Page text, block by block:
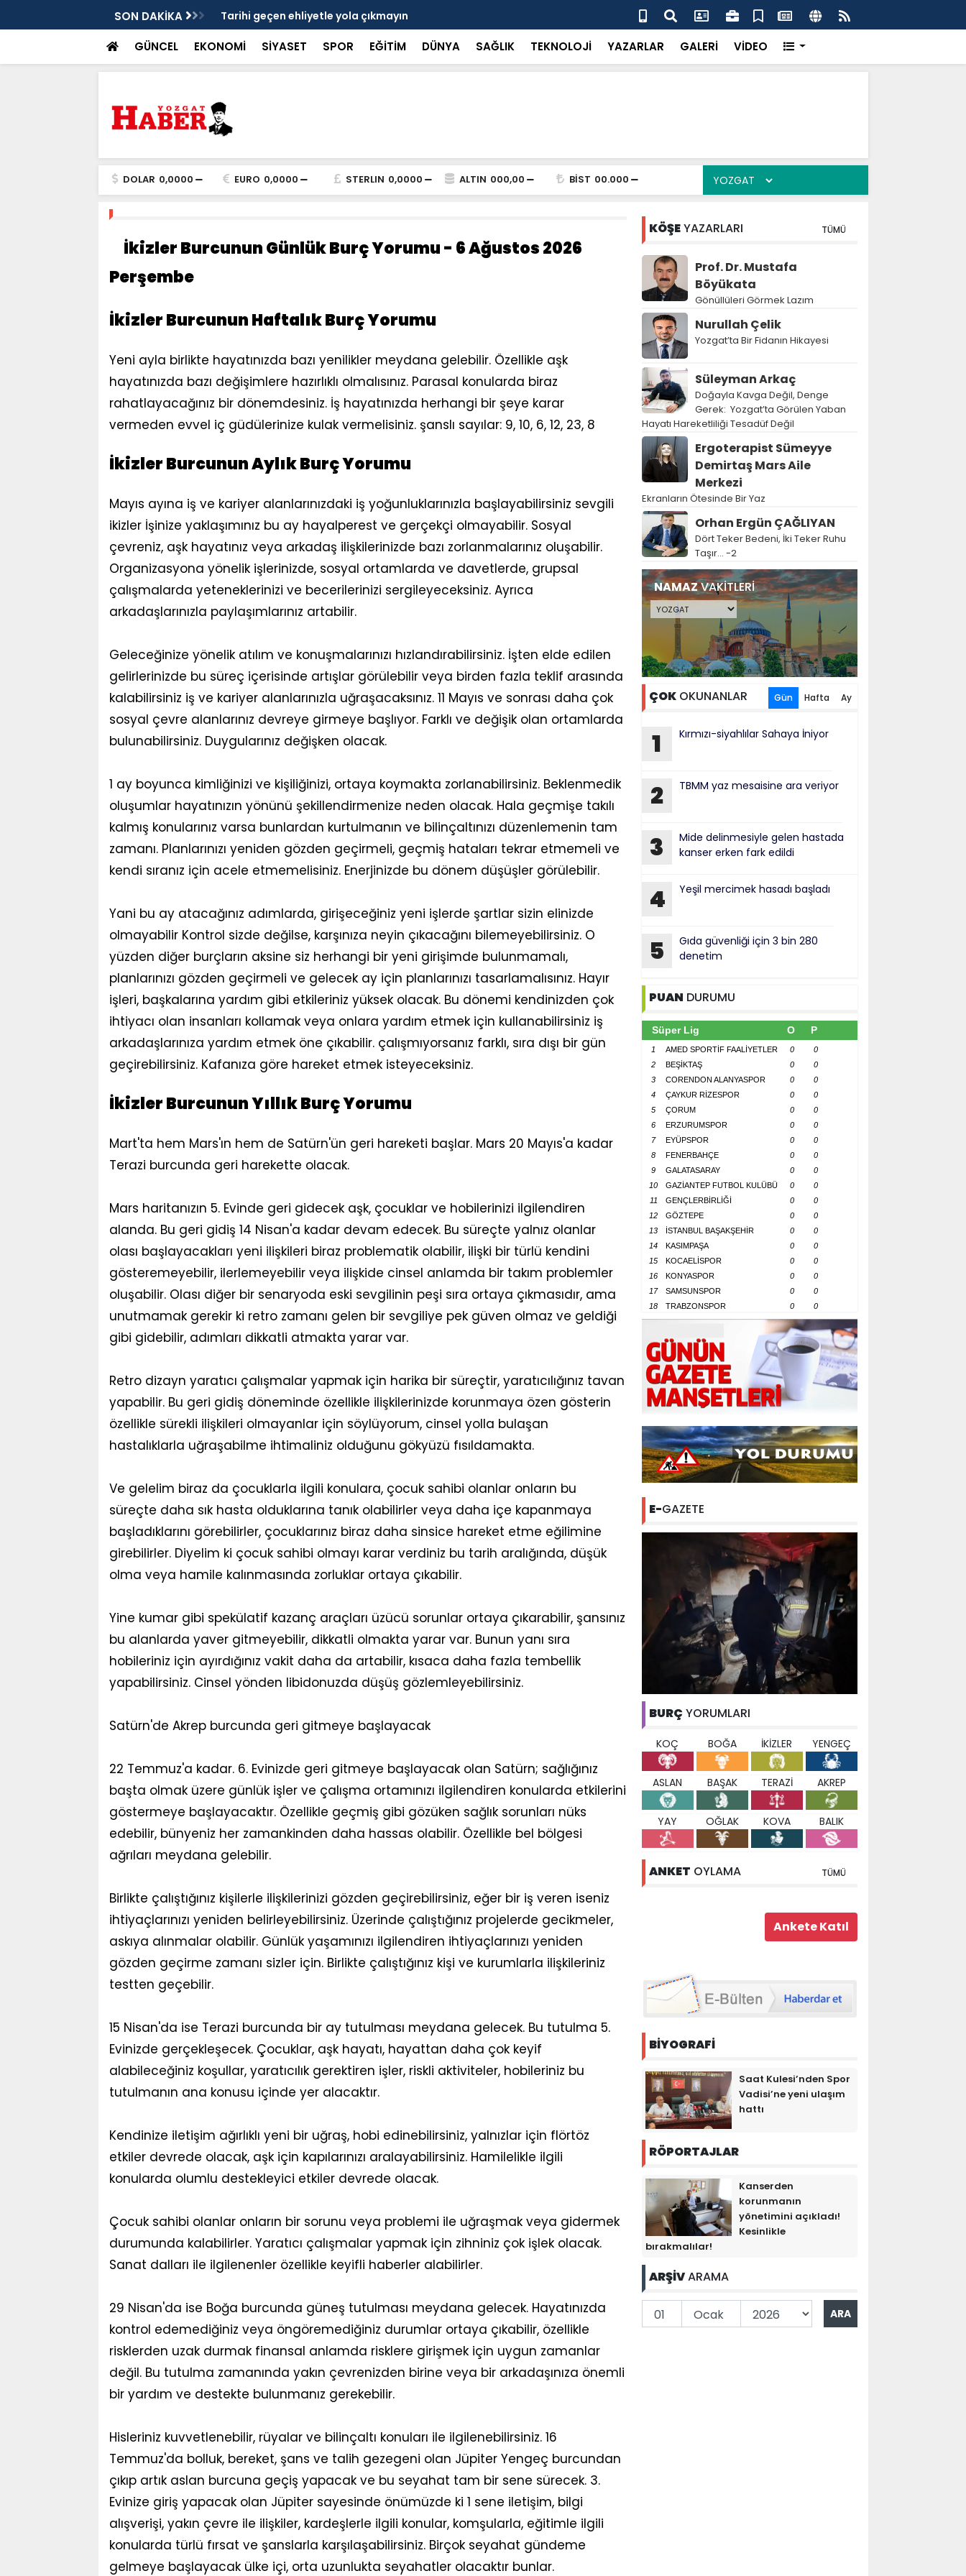
SON DAKİKA Tarihi geçen ehliyetle yola çıkmayın Kademeli tarife daha fazla haneyi etkileyecek
GÜNCEL EKONOMİ SİYASET SPOR EĞİTİM DÜNYA SAĞLIK TEKNOLOJİ YAZARLAR GALERİ VİDEO
DOLAR 0,0000 EURO 0,0000 STERLIN 0,0000 ALTIN 000,00 BİST 00.000
İkizler Burcunun Günlük Burç Yorumu - 6 Ağustos 2026
Perşembe
İkizler Burcunun Haftalık Burç Yorumu
Yeni ayla birlikte hayatınızda bazı yenilikler meydana gelebilir. Özellikle aşk
hayatınızda bazı değişimlere hazırlıklı olmalısınız. Parasal konularda biraz
rahatlayacağınız bir dönemdesiniz. İş hayatınızda herhangi bir şeye karar
vermeden evvel iç güdülerinize kulak vermelisiniz. şanslı sayılar: 9, 10, 6, 12, 23, 8
İkizler Burcunun Aylık Burç Yorumu
Mayıs ayına iş ve kariyer alanlarınızdaki iş yoğunluklarınızla başlayabilirsiniz sevgili
ikizler İşinize yaklaşımınız bu ay hayalperest ve gerçekçi olmayabilir. Sosyal
çevreniz, aşk hayatınız veya arkadaş ilişkilerinizde bazı zorlanmalarınız oluşabilir.
Organizasyona yönelik işlerinizde, sosyal ortamlarda ve davetlerde, grupsal
çalışmalarda yeteneklerinizi ve becerilerinizi sergileyeceksiniz. Ayrıca
arkadaşlarınızla paylaşımlarınız artabilir.
Geleceğinize yönelik atılım ve konuşmalarınızı hızlandırabilirsiniz. İşten elde edilen
gelirlerinizde bu süreç içerisinde artışlar görülebilir veya birden fazla teklif arasında
kalabilirsiniz iş ve kariyer alanlarınızla uğraşacaksınız. 11 Mayıs ve sonrası daha çok
sosyal çevre alanlarınız devreye girmeye başlıyor. Farklı ve değişik olan ortamlarda
bulunabilirsiniz. Duygularınız değişken olacak.
1 ay boyunca kimliğinizi ve kişiliğinizi, ortaya koymakta zorlanabilirsiniz. Beklenmedik
oluşumlar hayatınızın yönünü şekillendirmenize neden olacak. Hala geçmişe takılı
kalmış konularınız varsa bunlardan kurtulmanın ve bilinçaltınızı düzenlemenin tam
zamanı. Planlarınızı yeniden gözden geçirmeli, geçmiş hataları tekrar etmemeli ve
kendi sıranız için acele etmemelisiniz. Enerjinizde bu dönem düşüşler görülebilir.
Yani bu ay atacağınız adımlarda, girişeceğiniz yeni işlerde şartlar sizin elinizde
olmayabilir Kontrol sizde değilse, karşınıza neyin çıkacağını bilemeyebilirsiniz. O
yüzden diğer burçların aksine siz herhangi bir yeni girişimde bulunmamalı,
planlarınızı gözden geçirmeli ve gelecek ay için planlarınızı tasarlamalısınız. Hayır
işleri, başkalarına yardım gibi etkileriniz yüksek olacak. Bu dönemi kendinizden çok
ihtiyacı olan insanları kollamak veya onlara yardım etmek için kullanabilirsiniz iş
arkadaşlarınıza yardım etmek öne çıkabilir. çalışmıyorsanız farklı, sıra dışı bir gün
geçirebilirsiniz. Kafanıza göre hareket etmek isteyeceksiniz.
İkizler Burcunun Yıllık Burç Yorumu
Mart'ta hem Mars'ın hem de Satürn'ün geri hareketi başlar. Mars 20 Mayıs'a kadar
Terazi burcunda geri harekette olacak.
Mars haritanızın 5. Evinde geri gidecek aşk, çocuklar ve hobilerinizi ilgilendiren
alanda. Bu geri gidiş 14 Nisan'a kadar devam edecek. Bu süreçte yalnız olanlar
olası başlayacakları yeni ilişkileri biraz problematik olabilir, ilişki bir türlü kendini
gösteremeyebilir, ilerlemeyebilir veya ilişkide cinsel anlamda bir takım problemler
oluşabilir. Olası diğer bir senaryoda eski sevgilinin peşi sıra ortaya çıkmasıdır, ama
unutmamak gerekir ki retro zamanı gelen bir sevgiliye pek güven olmaz ve geldiği
gibi gidebilir, adımları dikkatli atmakta yarar var.
Retro dizayn yaratıcı çalışmalar yapmak için harika bir süreçtir, yaratıcılığınız tavan
yapabilir. Bu geri gidiş döneminde özellikle ilişkilerinizde korunmaya özen gösterin
özellikle sürekli ilişkileri olmayanlar için söylüyorum, cinsel yolla bulaşan
hastalıklarla uğraşabilme ihtimaliniz olduğunu gökyüzü fısıldamakta.
Ve gelelim biraz da çocuklarla ilgili konulara, çocuk sahibi olanlar onların bu
süreçte daha sık hasta olduklarına tanık olabilirler veya daha içe kapanmaya
başladıklarını görebilirler, çocuklarınız biraz daha sinsice hareket etme eğilimine
girebilirler. Diyelim ki çocuk sahibi olmayı karar verdiniz bu tarih aralığında, düşük
olma veya hamile kalınmasında zorluklar ortaya çıkabilir.
Yine kumar gibi spekülatif kazanç araçları üzücü sorunlar ortaya çıkarabilir, şansınız
bu alanlarda yaver gitmeyebilir, dikkatli olmakta yarar var. Bunun yanı sıra
hobileriniz için ayırdığınız vakit daha da artabilir, kısaca daha fazla tembellik
yapabilirsiniz. Cinsel yönden libidonuzda düşüş gözlemleyebilirsiniz.
Satürn'de Akrep burcunda geri gitmeye başlayacak
22 Temmuz'a kadar. 6. Evinizde geri gitmeye başlayacak olan Satürn; sağlığınız
başta olmak üzere günlük işler ve çalışma ortamınızı ilgilendiren konularda etkilerini
göstermeye başlayacaktır. Özellikle geçmiş gibi gözüken sağlık sorunları nüks
edebilir, bünyeniz her zamankinden daha hassas olabilir. Özellikle bel bölgesi
ağrıları meydana gelebilir.
Birlikte çalıştığınız kişilerle ilişkilerinizi gözden geçirebilirsiniz, eğer bir iş veren iseniz
ihtiyaçlarınızı yeniden belirleyebilirsiniz. Üzerinde çalıştığınız projelerde gecikmeler,
askıya alınmalar olabilir. Günlük yaşamınızı ilgilendiren ihtiyaçlarınızı yeniden
gözden geçirme zamanı sizler için. Birlikte çalıştığınız kişi ve kurumlarla ilişkileriniz
testten geçebilir.
15 Nisan'da ise Terazi burcunda bir ay tutulması meydana gelecek. Bu tutulma 5.
Evinizde gerçekleşecek. Çocuklar, aşk hayatı, hayattan daha çok keyif
alabileceğiniz koşullar, yaratıcılık gerektiren işler, riskli aktiviteler, hobileriniz bu
tutulmanın ana konusu içinde yer alacaktır.
Kendinize iletişim ağırlıklı yeni bir uğraş, hobi edinebilirsiniz, yalnızlar için flörtöz
etkiler devrede olacak, aşk için kapılarınızı aralayabilirsiniz. Hamilelikle ilgili
konularda olumlu destekleyici etkiler devrede olacak.
Çocuk sahibi olanlar onların bir sorunu veya problemi ile uğraşmak veya gidermek
durumunda kalabilirler. Yaratıcı çalışmalar yapmak için zihniniz çok işlek olacak.
Sanat dalları ile ilgilenenler özellikle keyifli haberler alabilirler.
29 Nisan'da ise Boğa burcunda güneş tutulması meydana gelecek. Hayatınızda
kontrol edemediğiniz veya öngöremediğiniz durumlar ortaya çıkabilir, özellikle
risklerden uzak durmak finansal anlamda risklere girişmek için uygun zamanlar
değil. Bu tutulma zamanında yakın çevrenizden birine veya bir arkadaşınıza önemli
bir yardım ve destekte bulunmanız gerekebilir.
Hisleriniz kuvvetlenebilir, rüyalar ve bilinçaltı konuları ile ilgilenebilirsiniz. 16
Temmuz'da bolluk, bereket, şans ve talih gezegeni olan Jüpiter Yengeç burcundan
çıkıp artık aslan burcuna geçiş yapacak ve bu seyahat tam bir sene sürecek. 3.
Evinize giriş yapacak olan Jüpiter sayesinde önümüzde ki 1 sene iletişim, bilgi
alışverişi, yakın çevre ile ilişkiler, kardeşlerle ilgili konular, komşularla, eğitimle ilgili
konularda türlü fırsat ve şanslarla karşılaşabilirsiniz. Birçok seyahat gündeme
gelmeye başlayacak ülke içi, orta uzunlukta seyahatler olacaktır bunlar.
KÖŞEYAZARLARI TÜMÜ
Prof. Dr. Mustafa
Böyükata
Gönüllüleri Görmek Lazım
Nurullah Çelik
Yozgat’ta Bir Fidanın Hikayesi
Süleyman Arkaç
Doğayla Kavga Değil, Denge
Gerek: Yozgat’ta Görülen Yaban
Hayatı Hareketliliği Tesadüf Değil
Ergoterapist Sümeyye
Demirtaş Mars Aile
Merkezi
Ekranların Ötesinde Bir Yaz
Orhan Ergün ÇAĞLIYAN
Dört Teker Bedeni, İki Teker Ruhu
Taşır… -2
NAMAZVAKİTLERİ
ÇOKOKUNANLAR Gün Hafta Ay
1 Kırmızı-siyahlılar Sahaya İniyor
2 TBMM yaz mesaisine ara veriyor
3
Mide delinmesiyle gelen hastada
kanser erken fark edildi
4 Yeşil mercimek hasadı başladı
5
Gıda güvenliği için 3 bin 280
denetim
PUAN DURUMU
Süper Lig O P
1 AMED SPORTİF FAALİYETLER 0
0
2
BEŞİKTAŞ 0
0
3
CORENDON ALANYASPOR 0
0
4
ÇAYKUR RİZESPOR 0
0
5
ÇORUM 0
0
6
ERZURUMSPOR 0
0
7
EYÜPSPOR 0
0
8
FENERBAHÇE 0
0
9
GALATASARAY 0
0
10
GAZİANTEP FUTBOL KULÜBÜ 0
0
11
GENÇLERBİRLİĞİ 0
0
12
GÖZTEPE 0
0
13
İSTANBUL BAŞAKŞEHİR 0
0
14
KASIMPAŞA 0
0
15
KOCAELİSPOR 0
0
16
KONYASPOR 0
0
17
SAMSUNSPOR 0
0
18
TRABZONSPOR 0 0
E-GAZETE
BURÇ YORUMLARI
KOÇ BOĞA İKİZLER YENGEÇ
ASLAN BAŞAK TERAZİ AKREP
YAY OĞLAK KOVA BALIK
ANKET OYLAMA TÜMÜ
BİYOGRAFİ
Saat Kulesi’nden Spor
Vadisi’ne yeni ulaşım
hattı
RÖPORTAJLAR
Kanserden
korunmanın
yönetimini açıkladı!
Kesinlikle
bırakmalılar!
ARŞİVARAMA